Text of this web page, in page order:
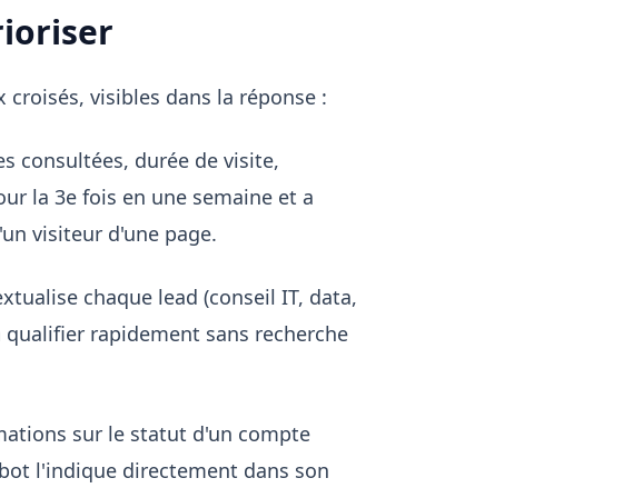
visibles dans la réponse :
consultées, durée de visite,
la 3e fois en une semaine et a
visiteur d'une page.
chaque lead (conseil IT, data,
rapidement sans recherche
sur le statut d'un compte
l'indique directement dans son